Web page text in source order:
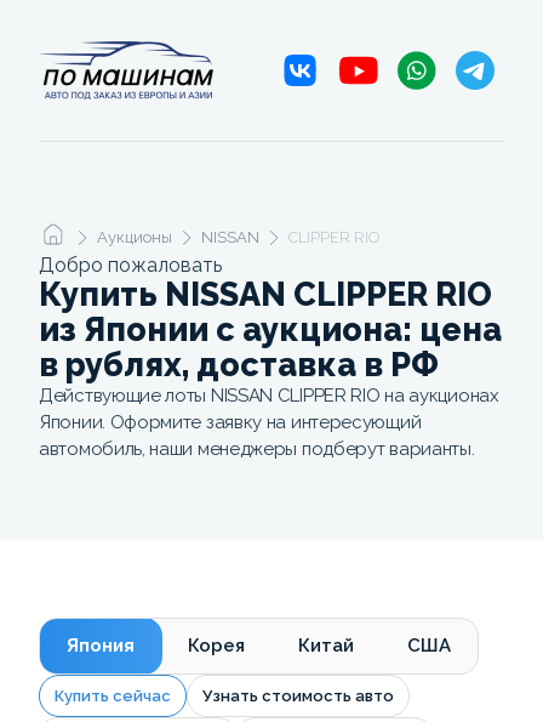
Аукционы NISSAN CLIPPER RIO
Добро пожаловать
Купить NISSAN CLIPPER RIO
из Японии с аукциона: цена
в рублях, доставка в РФ
Действующие лоты NISSAN CLIPPER RIO на аукционах
Японии. Оформите заявку на интересующий
автомобиль, наши менеджеры подберут варианты.
Япония Корея Китай США
Купить сейчас Узнать стоимость авто